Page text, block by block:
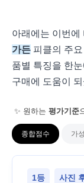
아래에는 이번에
가든 피클의 주
품별 특징을 한
구매에 도움이
✨ 원하는 평가기준
종합점수 가
1등 사진